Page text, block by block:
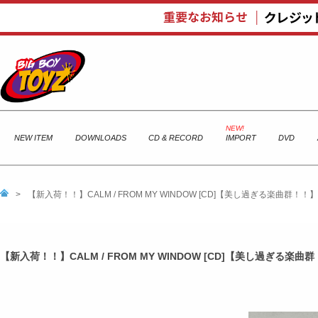
NEW ITEM DOWNLOADS CD & RECORD IMPORT DVD
> 【新入荷！！】CALM / FROM MY WINDOW [CD]【美し過ぎる楽曲群！！】
【新入荷！！】CALM / FROM MY WINDOW [CD]【美し過ぎる楽曲群